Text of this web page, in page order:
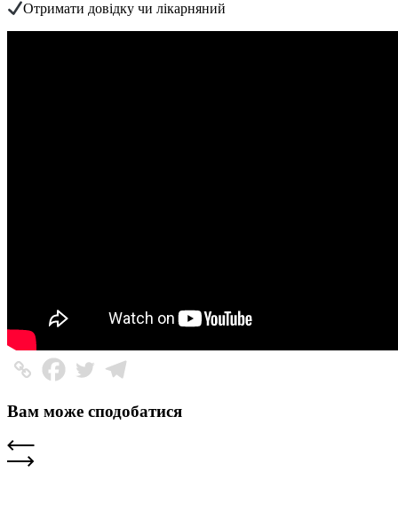
Отримати довідку чи лікарняний
Вам може сподобатися